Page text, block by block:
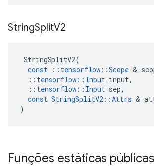
StringSplitV2
StringSplitV2(
const
:: tensorflow ::Scope &
:: tensorflow :: Input input,
:: tensorflow :: Input sep,
const StringSplitV2 ::Attrs &
)
Funções estáticas públicas